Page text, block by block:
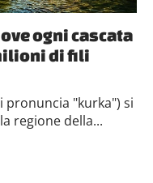
ogni cascata
di fili
pronuncia "kurka") si
regione della...